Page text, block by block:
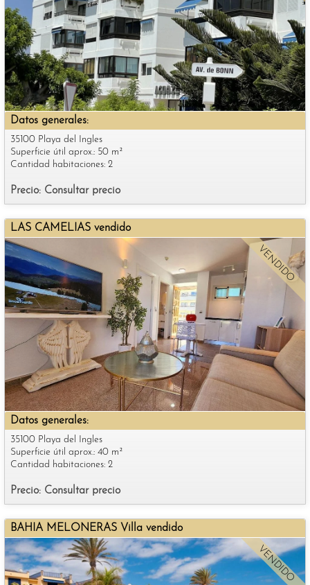
Datos generales:
35100 Playa del Ingles
Precio: Consultar precio
Superficie útil aprox.: 50 m²
Cantidad habitaciones: 2
LAS CAMELIAS vendido
VENDIDO
Datos generales:
35100 Playa del Ingles
Precio: Consultar precio
Superficie útil aprox.: 40 m²
Cantidad habitaciones: 2
BAHIA MELONERAS Villa vendido
VENDIDO